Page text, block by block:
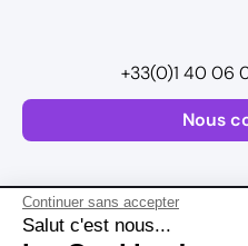
Continuer sans accepter
Salut c'est nous...
Nous
+33(0)1 40 06